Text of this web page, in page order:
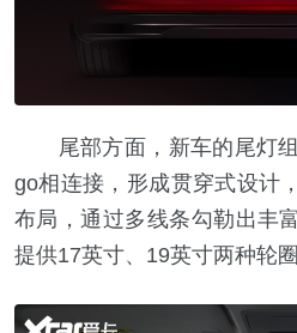
尾部方面，新车的尾灯组
go相连接，形成贯穿式设计
布局，通过多线条勾勒出丰
提供17英寸、19英寸两种轮圈